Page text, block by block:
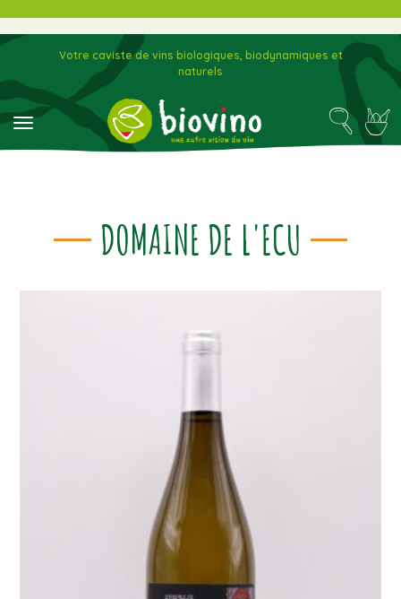
toggle navigation
Votre caviste de vins biologiques, biodynamiques et
naturels
DOMAINE DE L'ECU